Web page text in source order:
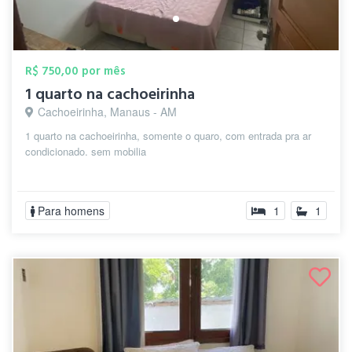
R$ 750,00 por mês
1 quarto na cachoeirinha
Cachoeirinha, Manaus - AM
1 quarto na cachoeirinha, somente o quaro, com entrada pra ar
condicionado. sem mobilia
Para homens 1 1